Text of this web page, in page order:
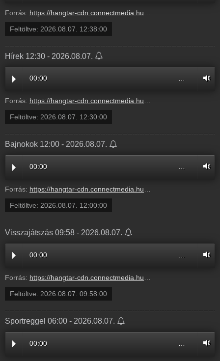
Forrás: https://hangtar-cdn.connectmedia.hu/20260807123800/20260807125900/mr11.mp3
Feltöltve: 2026.08.07. 12:38:00
Hírek 12:30 - 2026.08.07.
00:00 …
Forrás: https://hangtar-cdn.connectmedia.hu/20260807123000/20260807123800/mr11.mp3
Feltöltve: 2026.08.07. 12:30:00
Bajnokok 12:00 - 2026.08.07.
00:00
Forrás: https://hangtar-cdn.connectmedia.hu/20260807120000/20260807123000/mr11.mp3
Feltöltve: 2026.08.07. 12:00:00
Visszajátszás 09:58 - 2026.08.07.
00:00
Forrás: https://hangtar-cdn.connectmedia.hu/20260807095800/20260807120000/mr11.mp3
Feltöltve: 2026.08.07. 09:58:00
Sportreggel 06:00 - 2026.08.07.
00:00